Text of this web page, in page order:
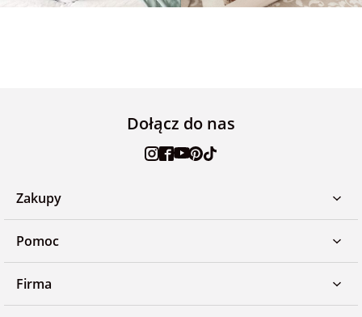
Dołącz do nas
Zakupy
Pomoc
Firma